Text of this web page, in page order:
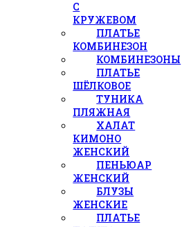
С
КРУЖЕВОМ
ПЛАТЬЕ
КОМБИНЕЗОН
КОМБИНЕЗОНЫ
ПЛАТЬЕ
ШЁЛКОВОЕ
ТУНИКА
ПЛЯЖНАЯ
ХАЛАТ
КИМОНО
ЖЕНСКИЙ
ПЕНЬЮАР
ЖЕНСКИЙ
БЛУЗЫ
ЖЕНСКИЕ
ПЛАТЬЕ